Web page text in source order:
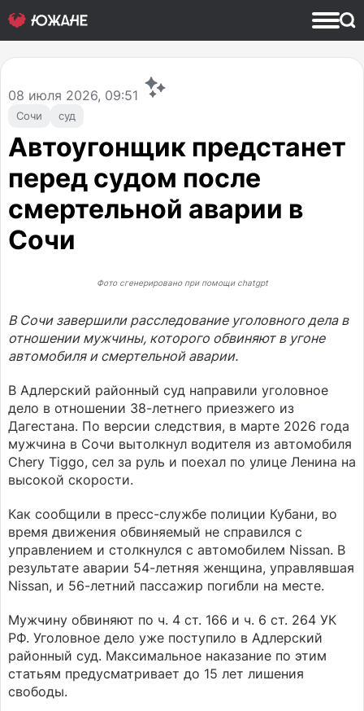
Сочи суд
08 июля 2026, 09:51
Автоугонщик предстанет
перед судом после
смертельной аварии в
Сочи
Фото сгенерировано при помощи chatgpt
В Сочи завершили расследование уголовного дела в
отношении мужчины, которого обвиняют в угоне
автомобиля и смертельной аварии.
В Адлерский районный суд направили уголовное
дело в отношении 38-летнего приезжего из
Дагестана. По версии следствия, в марте 2026 года
мужчина в Сочи вытолкнул водителя из автомобиля
Chery Tiggo, сел за руль и поехал по улице Ленина на
высокой скорости.
Как сообщили в пресс-службе полиции Кубани, во
время движения обвиняемый не справился с
управлением и столкнулся с автомобилем Nissan. В
результате аварии 54-летняя женщина, управлявшая
Nissan, и 56-летний пассажир погибли на месте.
Мужчину обвиняют по ч. 4 ст. 166 и ч. 6 ст. 264 УК
РФ. Уголовное дело уже поступило в Адлерский
районный суд. Максимальное наказание по этим
статьям предусматривает до 15 лет лишения
свободы.